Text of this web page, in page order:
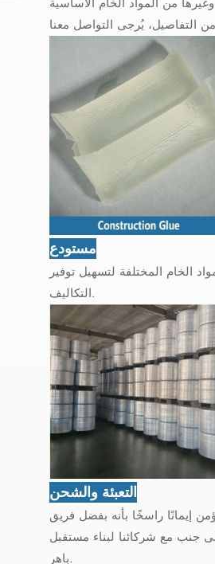
مستودع
يتيح مزج المواد الخام المختلفة لتسهيل توفير
التكاليف.
التعبئة والشحن
إيمانًا راسخًا بأنه بفضل فريق
جنب مع شركائنا لبناء مستقبل
باهر.